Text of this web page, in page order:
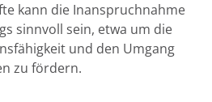
kann die Inanspruchnahme
sinnvoll sein, etwa um die
und den Umgang
zu fördern.